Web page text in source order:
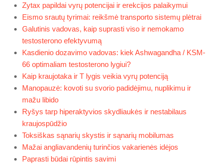
Zytax papildai vyrų potencijai ir erekcijos palaikymui
Eismo srautų tyrimai: reikšmė transporto sistemų plėtrai
Galutinis vadovas, kaip suprasti viso ir nemokamo
testosterono efektyvumą
Kasdienio dozavimo vadovas: kiek Ashwagandha / KSM-
66 optimaliam testosterono lygiui?
Kaip kraujotaka ir T lygis veikia vyrų potenciją
Manopauzė: kovoti su svorio padidėjimu, nuplikimu ir
mažu libido
Ryšys tarp hiperaktyvios skydliaukės ir nestabilaus
kraujospūdžio
Toksiškas sąnarių skystis ir sąnarių mobilumas
Mažai angliavandenių turinčios vakarienės idėjos
Paprasti būdai rūpintis savimi